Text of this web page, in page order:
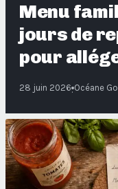
Menu
jours de
pour
28 juin 2026· Océane